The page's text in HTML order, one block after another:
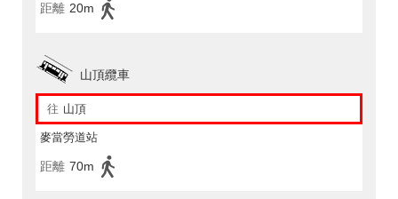
距離 20m
山頂纜車
往 山頂
麥當勞道站
距離 70m